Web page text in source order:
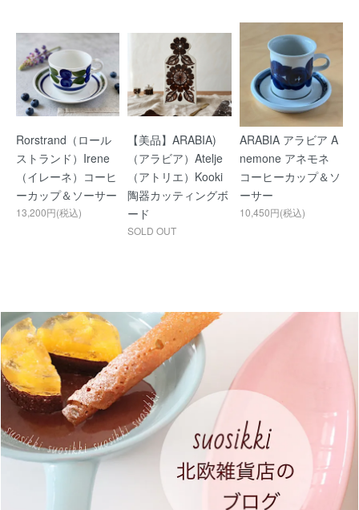
Rorstrand（ロール
ストランド）Irene
（イレーネ）コーヒ
ーカップ＆ソーサー
13,200円(税込)
【美品】ARABIA)
（アラビア）Atelje
（アトリエ）Kooki
陶器カッティングボ
ード
SOLD OUT
ARABIA アラビア A
nemone アネモネ
コーヒーカップ＆ソ
ーサー
10,450円(税込)